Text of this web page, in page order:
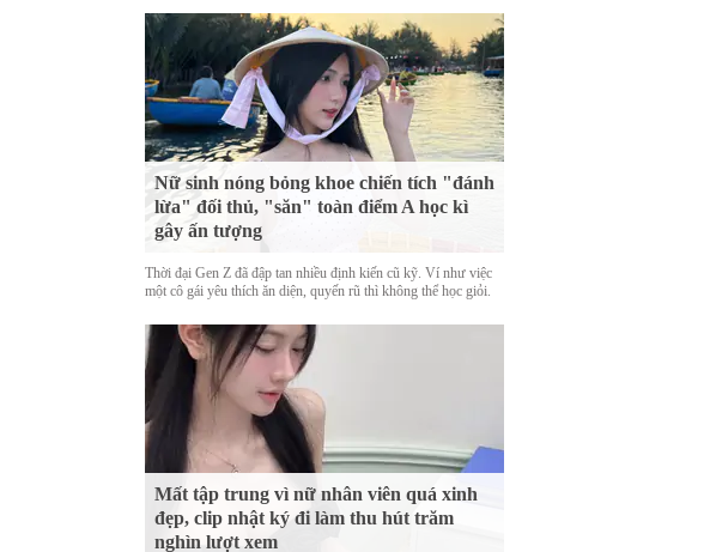
Nữ sinh nóng bỏng khoe chiến tích "đánh
lừa" đối thủ, "săn" toàn điểm A học kì
gây ấn tượng
Thời đại Gen Z đã đập tan nhiều định kiến cũ kỹ. Ví như việc
một cô gái yêu thích ăn diện, quyến rũ thì không thể học giỏi.
Mất tập trung vì nữ nhân viên quá xinh
đẹp, clip nhật ký đi làm thu hút trăm
nghìn lượt xem